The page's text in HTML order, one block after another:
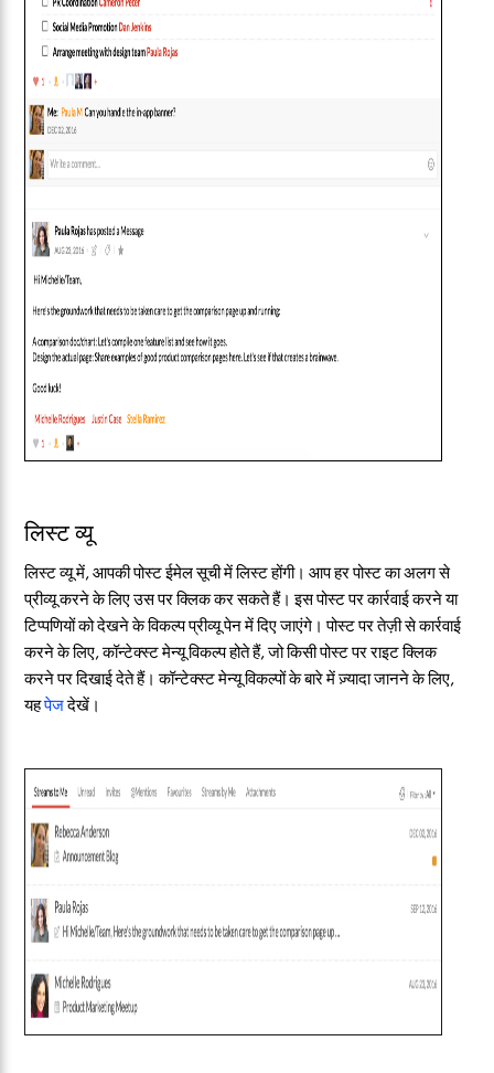
लिस्ट व्यू
लिस्ट व्यू में, आपकी पोस्ट ईमेल सूची में लिस्ट होंगी। आप हर पोस्ट का अलग से
प्रीव्यू करने के लिए उस पर क्लिक कर सकते हैं। इस पोस्ट पर कार्रवाई करने या
टिप्पणियों को देखने के विकल्प प्रीव्यू पेन में दिए जाएंगे। पोस्ट पर तेज़ी से कार्रवाई
करने के लिए, कॉन्टेक्स्ट मेन्यू विकल्प होते हैं, जो किसी पोस्ट पर राइट क्लिक
करने पर दिखाई देते हैं। कॉन्टेक्स्ट मेन्यू विकल्पों के बारे में ज़्यादा जानने के लिए,
यहपेजदेखें।